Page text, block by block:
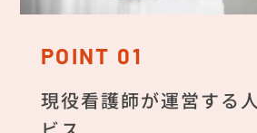
POINT 01
現役看護師が運営する